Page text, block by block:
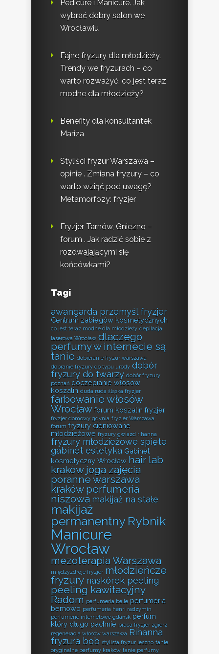
Pedicure i Manicure. Jak
wybrać dobry salon we
Wrocławiu
Fajne fryzury dla młodzieży.
Trendy we fryzurach – co
warto rozważyć, co jest teraz
modne dla młodzieży?
Benefity dla konsultantek
Mariza
Styliści fryzur Warszawa –
opinie . Zmiana fryzury – co
warto wziąć pod uwagę?
Metamorfozy: fryzjer
Fryzjer Tarnów, Gniezno –
forum . Jak radzić sobie z
rozdwajającymi się
końcówkami?
Tagi
awangarda przemyśl fryzjer
Centrum zabiegów kosmetycznych
co jest teraz modne dla młodzieży depilacja
laserowa Wrocław dlaczego
perfumy w internecie są
tanie dobieranie fryzur warszawa
dobranie fryzury do typu urody dobór
fryzury do twarzy dobór fryzury
poznań doczepianie włosów
koszalin duda ruda śląska fryzjer
farbowanie włosów
Wrocław forum koszalin fryzjer
fryzjer domowy gdynia fryzjer Warszawa
forum fryzury cieniowane
młodzieżowe fryzury gwiazd rihanna
fryzury młodzieżowe spięte
gabinet estetyka Gabinet
kosmetyczny Wrocław hair lab
kraków joga zajęcia
poranne warszawa
kraków perfumeria
niszowa makijaż na stałe
makijaż
permanentny Rybnik
Manicure
Wrocław
mezoterapia Warszawa
międzyzdroje fryzjer młodzieńcze
fryzury naskórek peeling
peeling kawitacyjny
Radom perfumeria belle perfumeria
bemowo perfumeria henri radzymin
perfumerie internetowe gdańsk perfum
który długo pachnie praca fryzjer zgierz
regeneracja włosów warszawa Rihanna
fryzura bob stylista fryzur leszno tanie
oryginalne perfumy kraków tanie perfumy